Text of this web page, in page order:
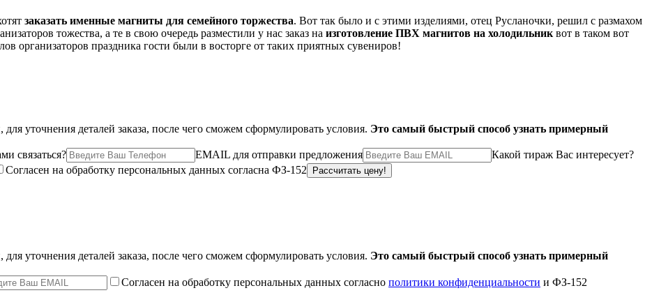
заказать именные магниты для семейного торжества. Вот так было и с этими изделиями, отец Русланочки, решил с размахом
тожества, а те в свою очередь разместили у нас заказ на изготовление ПВХ магнитов на холодильник вот в таком вот
организаторов праздника гости были в восторге от таких приятных сувениров!
уточнения деталей заказа, после чего сможем сформулировать условия. Это самый быстрый способ узнать примерный
связаться? EMAIL для отправки предложения
Какой тираж Вас интересует?
Согласен на обработку персональных данных согласна ФЗ-152
уточнения деталей заказа, после чего сможем сформулировать условия. Это самый быстрый способ узнать примерный
Согласен на обработку персональных данных согласно политики конфиденциальности и ФЗ-152